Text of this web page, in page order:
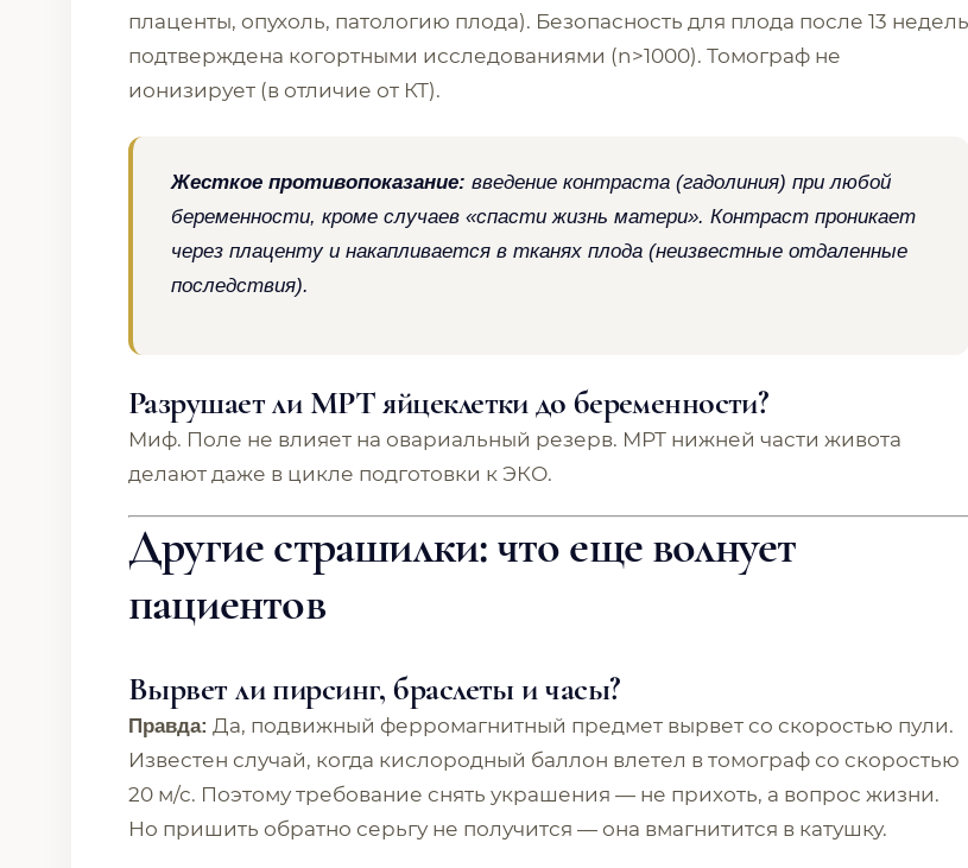
плаценты, опухоль, патологию плода). Безопасность для плода после 13 недель
подтверждена когортными исследованиями (n>1000). Томограф не
ионизирует (в отличие от КТ).
Жесткое противопоказание: введение контраста (гадолиния) при любой
беременности, кроме случаев «спасти жизнь матери». Контраст проникает
через плаценту и накапливается в тканях плода (неизвестные отдаленные
последствия).
Разрушает ли МРТ яйцеклетки до беременности?
Миф. Поле не влияет на овариальный резерв. МРТ нижней части живота
делают даже в цикле подготовки к ЭКО.
Другие страшилки: что еще волнует
пациентов
Вырвет ли пирсинг, браслеты и часы?
Правда: Да, подвижный ферромагнитный предмет вырвет со скоростью пули.
Известен случай, когда кислородный баллон влетел в томограф со скоростью
20 м/с. Поэтому требование снять украшения — не прихоть, а вопрос жизни.
Но пришить обратно серьгу не получится — она вмагнитится в катушку.